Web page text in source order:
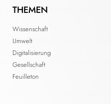
THEMEN
Wissenschaft
Umwelt
Digitalisierung
Gesellschaft
Feuilleton